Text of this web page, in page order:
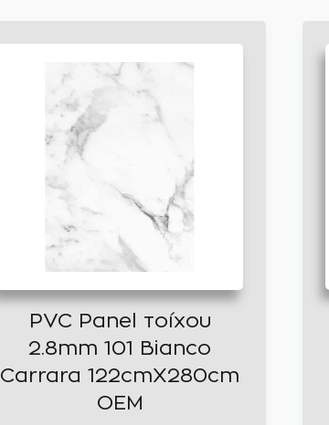
PVC Panel τοίχου
2.8mm 101 Bianco
Carrara 122cmX280cm
OEM